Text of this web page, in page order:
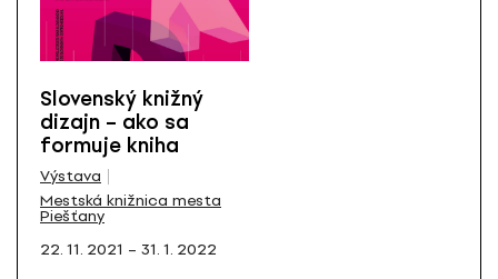
Slovenský knižný
dizajn – ako sa
formuje kniha
Výstava
Mestská knižnica mesta
Piešťany
22. 11. 2021 – 31. 1. 2022